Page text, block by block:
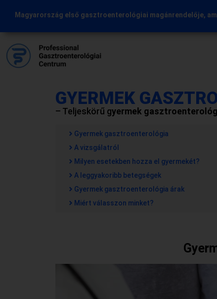
Magyarország első gasztroenterológiai magánrendelője,
GYERMEK
– Teljeskörű gyermek
Gyermek gasztroenterológia
A vizsgálatról
Milyen esetekben hozza el gyermekét?
A leggyakoribb betegségek
Gyermek gasztroenterológia árak
Miért válasszon minket?